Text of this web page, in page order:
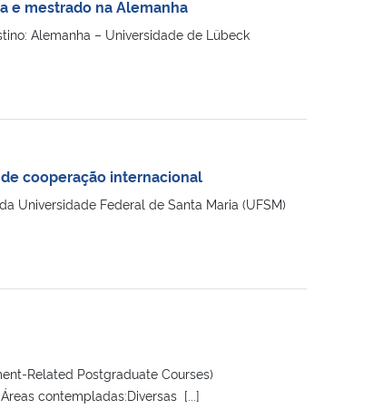
e mestrado na Alemanha
Alemanha – Universidade de Lübeck
cooperação internacional
Universidade Federal de Santa Maria (UFSM)
Related Postgraduate Courses)
contempladas:Diversas [...]